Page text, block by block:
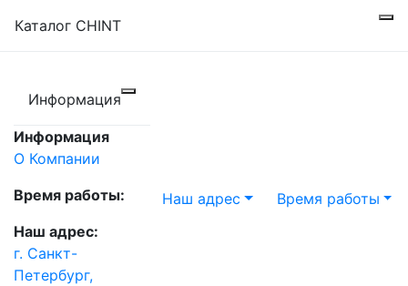
Каталог CHINT
Информация
Информация
О Компании
Время работы:
Наш адрес:
г. Санкт-
Петербург,
Наш адрес Время работы